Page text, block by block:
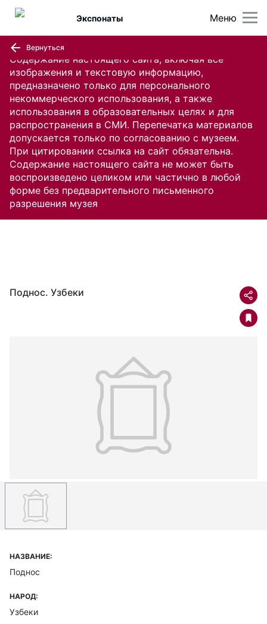
Содержание настоящего сайта, включая все
изображения и текстовую информацию,
предназначено только для персонального
некоммерческого использования, а также
использования в образовательных целях и для
распространения в СМИ. Перепечатка материалов
допускается только по согласованию с музеем.
При цитировании ссылка на сайт обязательна.
Содержание настоящего сайта не может быть
воспроизведено целиком или частично в любой
форме без предварительного письменного
разрешения музея
Меню
Экспонаты
Вернуться
Поднос. Узбеки
НАЗВАНИЕ:
Поднос
НАРОД:
Узбеки